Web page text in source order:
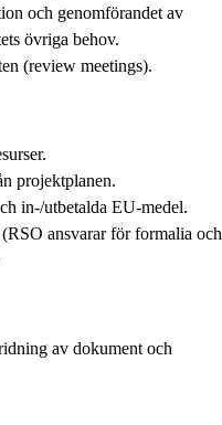
och genomförandet av
övriga behov.
(review meetings).
projektplanen.
in-/utbetalda EU-medel.
ansvarar för formalia och
av dokument och